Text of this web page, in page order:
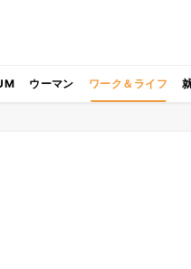
ウーマン ワーク＆ライフ